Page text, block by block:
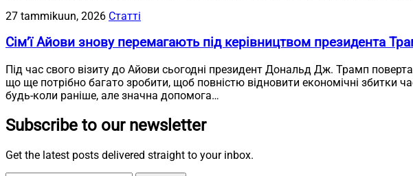
27 tammikuun, 2026 Статті
Сім’ї Айови знову перемагають під керівництвом президента
Під час свого візиту до Айови сьогодні президент Дональд Дж. Трамп
що ще потрібно багато зробити, щоб повністю відновити економічні
будь-коли раніше, але значна допомога…
Subscribe to our newsletter
Get the latest posts delivered straight to your inbox.